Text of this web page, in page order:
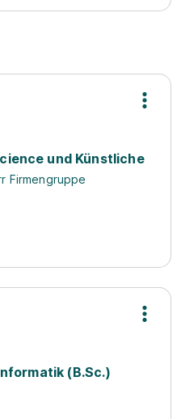
und Künstliche
Firmengruppe
(B.Sc.)